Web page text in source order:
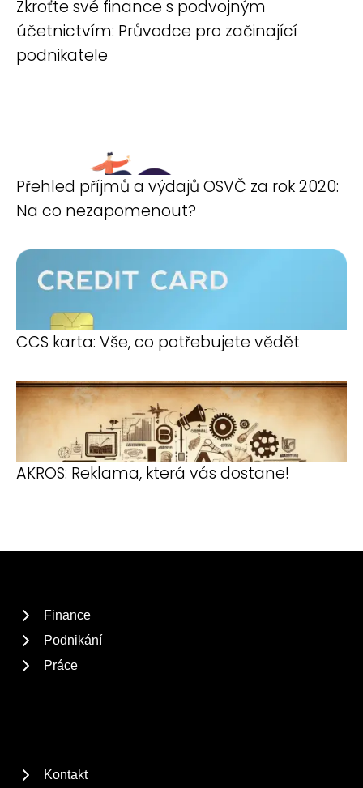
Zkroťte své finance s podvojným
účetnictvím: Průvodce pro začinající
podnikatele
Přehled příjmů a výdajů OSVČ za rok 2020:
Na co nezapomenout?
CCS karta: Vše, co potřebujete vědět
AKROS: Reklama, která vás dostane!
Finance
Podnikání
Práce
Kontakt